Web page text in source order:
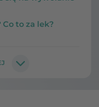
to za lek?